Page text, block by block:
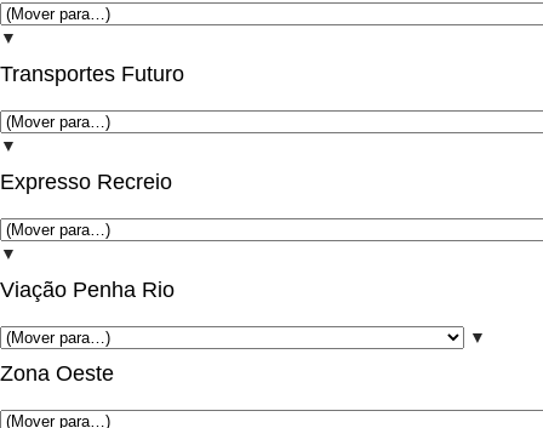
▼
Transportes Futuro
▼
Expresso Recreio
▼
Viação Penha Rio
▼
Zona Oeste